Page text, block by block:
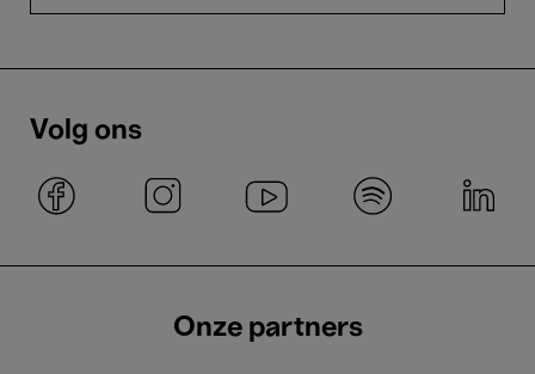
Volg ons
Onze partners